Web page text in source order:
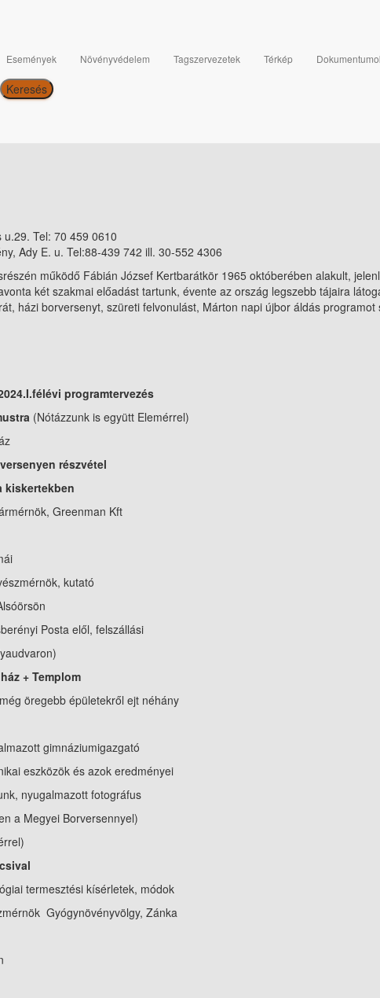
Események Növényvédelem Tagszervezetek Térkép
Tel: 70 459 0610
Ady E. u. Tel:88-439 742 ill. 30-552 4306
működő Fábián József Kertbarátkör 1965 októberében alakult,
két szakmai előadást tartunk, évente az ország legszebb tájaira
házi borversenyt, szüreti felvonulást, Márton napi újbor áldás programot
programtervezés
(Nótázzunk is együtt Elemérrel)
részvétel
kiskertekben
Greenman Kft
kutató
elől, felszállási
+ Templom
épületekről ejt néhány
eszközök és azok eredményei
fotográfus
a Megyei Borversennyel)
termesztési kísérletek, módok
Zánka